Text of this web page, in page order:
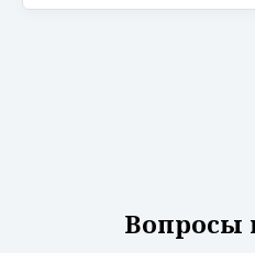
Вопросы